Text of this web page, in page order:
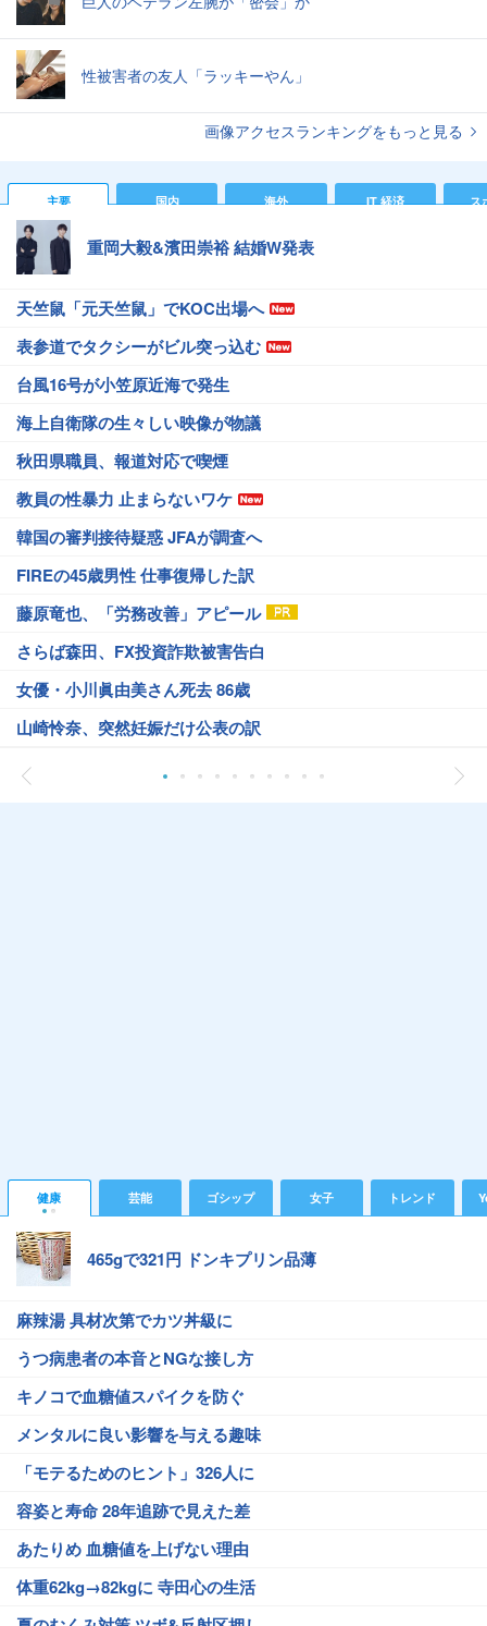
性被害者の友人「ラッキーやん」
画像アクセスランキングをもっと見る
主要 国内 海外 IT 経済 ス
重岡大毅&濱田崇裕 結婚W発表
天竺鼠「元天竺鼠」でKOC出場へ
表参道でタクシーがビル突っ込む
台風16号が小笠原近海で発生
海上自衛隊の生々しい映像が物議
秋田県職員、報道対応で喫煙
教員の性暴力 止まらないワケ
韓国の審判接待疑惑 JFAが調査へ
FIREの45歳男性 仕事復帰した訳
藤原竜也、「労務改善」アピール
さらば森田、FX投資詐欺被害告白
女優・小川眞由美さん死去 86歳
山崎怜奈、突然妊娠だけ公表の訳
健康 芸能 ゴシップ 女子 トレンド
465gで321円 ドンキプリン品薄
麻辣湯 具材次第でカツ丼級に
うつ病患者の本音とNGな接し方
キノコで血糖値スパイクを防ぐ
メンタルに良い影響を与える趣味
「モテるためのヒント」326人に
容姿と寿命 28年追跡で見えた差
あたりめ 血糖値を上げない理由
体重62kg→82kgに 寺田心の生活